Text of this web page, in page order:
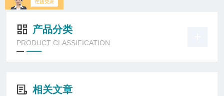
产品分类
PRODUCT CLASSIFICATION
相关文章